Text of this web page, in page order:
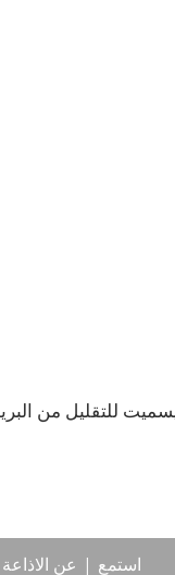
للتقليل من
استمع عن الاذاعة